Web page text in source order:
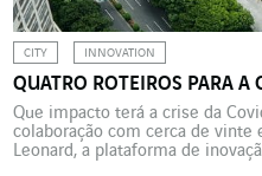
CITY INNOVATION
QUATRO ROTEIROS PARA A
Que impacto terá a crise da
colaboração com cerca de
Leonard, a plataforma de